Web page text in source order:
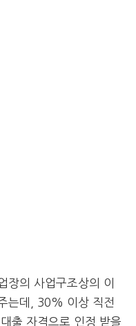
장의 사업구조상의 이
는데, 30% 이상 직전
출 자격으로 인정 받을